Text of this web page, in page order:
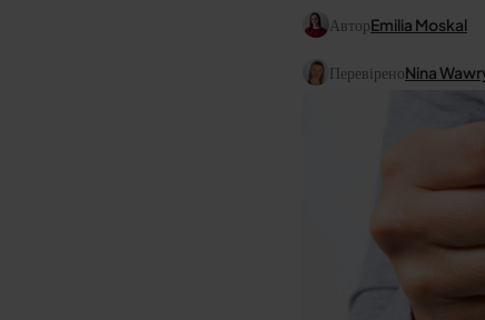
АвторEmilia Moskal
ПеревіреноNina